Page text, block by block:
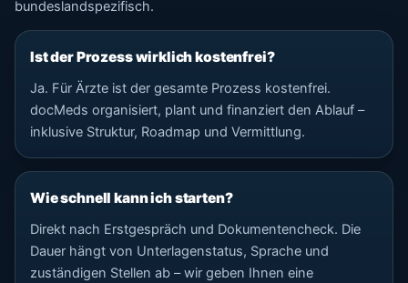
bundeslandspezifisch.
Ist der Prozess wirklich kostenfrei?
Ja. Für Ärzte ist der gesamte Prozess kostenfrei.
docMeds organisiert, plant und finanziert den Ablauf –
inklusive Struktur, Roadmap und Vermittlung.
Wie schnell kann ich starten?
Direkt nach Erstgespräch und Dokumentencheck. Die
Dauer hängt von Unterlagenstatus, Sprache und
zuständigen Stellen ab – wir geben Ihnen eine